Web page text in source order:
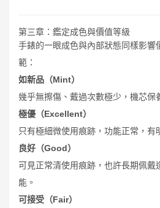
第三章：鑑定成色與價值等級
手錶的一眼成色與內部狀態同樣影響
範：
如新品（Mint）
幾乎無擦傷、戴過次數極少，機芯保
極優（Excellent）
只有極細微使用痕跡，功能正常，有
良好（Good）
可見正常清使用痕跡，也許長期佩戴
能。
可接受（Fair）